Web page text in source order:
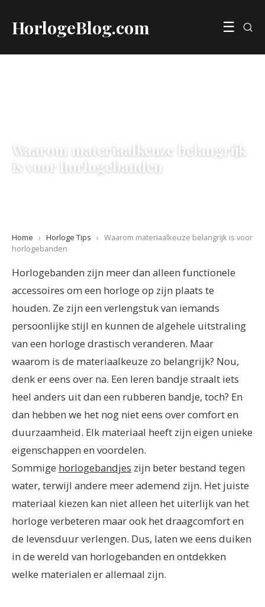
HorlogeBlog.com ☰
Waarom materiaalkeuze belangrijk
is voor horlogebanden
Home › Horloge Tips › Waarom materiaalkeuze belangrijk is voor
horlogebanden
Horlogebanden zijn meer dan alleen functionele
accessoires om een horloge op zijn plaats te
houden. Ze zijn een verlengstuk van iemands
persoonlijke stijl en kunnen de algehele uitstraling
van een horloge drastisch veranderen. Maar
waarom is de materiaalkeuze zo belangrijk? Nou,
denk er eens over na. Een leren bandje straalt iets
heel anders uit dan een rubberen bandje, toch? En
dan hebben we het nog niet eens over comfort en
duurzaamheid. Elk materiaal heeft zijn eigen unieke
eigenschappen en voordelen.
Sommige horlogebandjes zijn beter bestand tegen
water, terwijl andere meer ademend zijn. Het juiste
materiaal kiezen kan niet alleen het uiterlijk van het
horloge verbeteren maar ook het draagcomfort en
de levensduur verlengen. Dus, laten we eens duiken
in de wereld van horlogebanden en ontdekken
welke materialen er allemaal zijn.